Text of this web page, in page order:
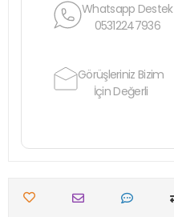
Whatsapp Destek
05312247936
Görüşleriniz Bizim
İçin Değerli